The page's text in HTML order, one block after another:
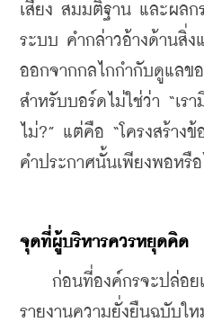
เสี่ยง สมมติฐาน และผลก
ระบบ คำกล่าวอ้างด้านสิ่ง
ออกจากกลไกกำกับดูแลข
สำหรับบอร์ดไม่ใช่ว่า “เร
ไม่?” แต่คือ “โครงสร้างข้
คำประกาศนั้นเพียงพอหรือ
จุดที่ผู้บริหารควรหยุดคิด
ก่อนที่องค์กรจะปล่อย
รายงานความยั่งยืนฉบับให